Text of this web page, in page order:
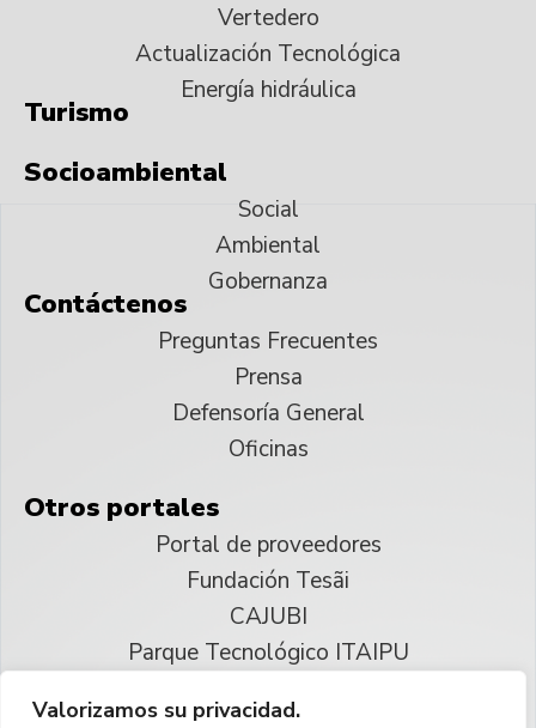
Valorizamos su privacidad.
Vertedero
Actualización Tecnológica
Energía hidráulica
Turismo
Socioambiental
Social
Ambiental
Gobernanza
Contáctenos
Preguntas Frecuentes
Prensa
Defensoría General
Oficinas
Otros portales
Portal de proveedores
Fundación Tesãi
CAJUBI
Parque Tecnológico ITAIPU